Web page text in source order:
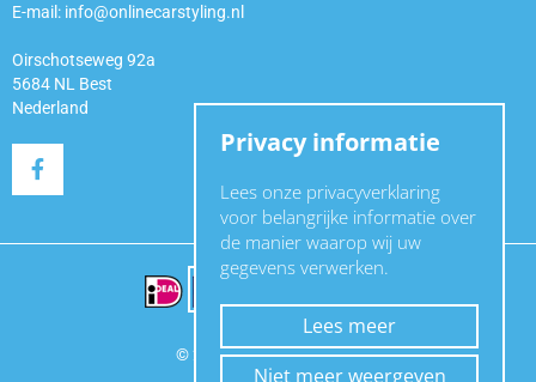
E-mail: info@onlinecarstyling.nl
Oirschotseweg 92a
5684 NL Best
Nederland
© 2024 Online Carstyling
Privacy informatie
Lees onze privacyverklaring
voor belangrijke informatie over
de manier waarop wij uw
gegevens verwerken.
Lees meer
Niet meer weergeven